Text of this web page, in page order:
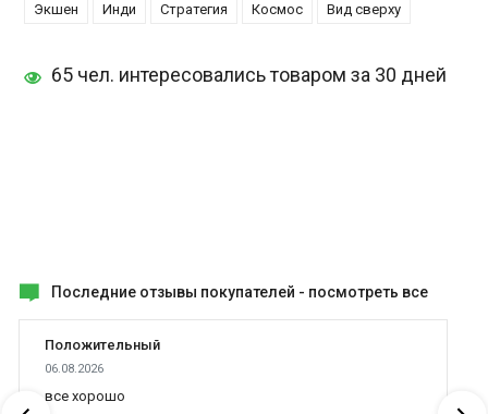
Экшен
Инди Стратегия Космос Вид сверху
65 чел. интересовались товаром за 30 дней
Последние отзывы покупателей - посмотреть все
Положительный
06.08.2026
все хорошо